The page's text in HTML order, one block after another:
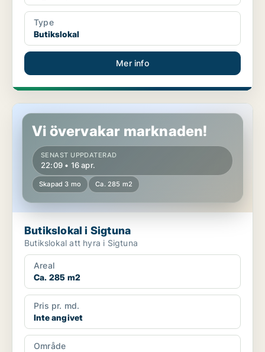
Type
Butikslokal
Mer info
Butikslokal i Sigtuna
Vi övervakar marknaden!
SENAST UPPDATERAD
22:09 • 16 apr.
Skapad 3 mo Ca. 285 m2
Butikslokal i Sigtuna
Butikslokal att hyra i Sigtuna
Areal
Ca. 285 m2
Pris pr. md.
Inte angivet
Område